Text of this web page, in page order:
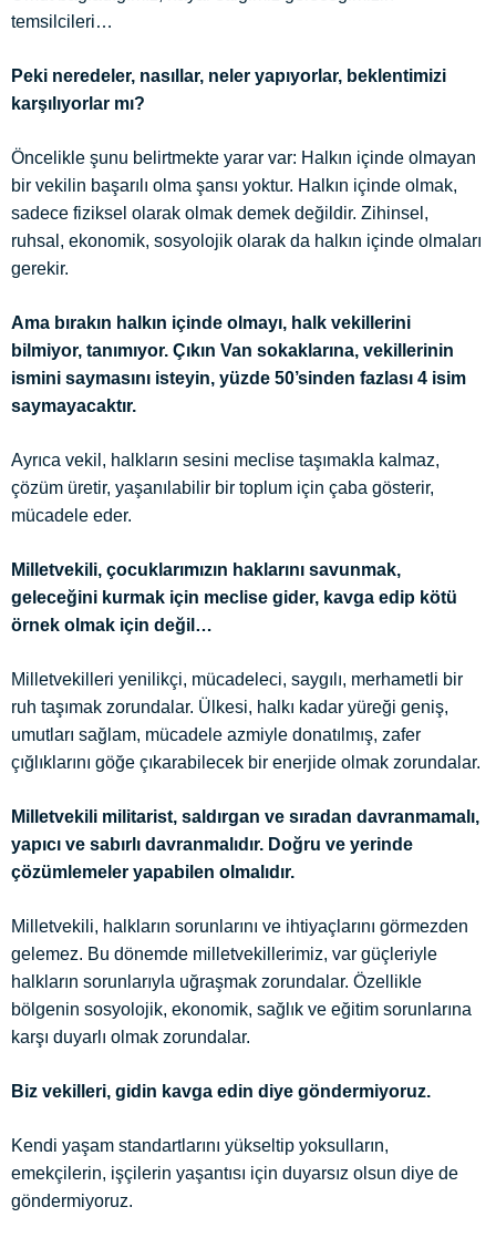
temsilcileri…
Peki neredeler, nasıllar, neler yapıyorlar, beklentimizi
karşılıyorlar mı?
Öncelikle şunu belirtmekte yarar var: Halkın içinde olmayan
bir vekilin başarılı olma şansı yoktur. Halkın içinde olmak,
sadece fiziksel olarak olmak demek değildir. Zihinsel,
ruhsal, ekonomik, sosyolojik olarak da halkın içinde olmaları
gerekir.
Ama bırakın halkın içinde olmayı, halk vekillerini
bilmiyor, tanımıyor. Çıkın Van sokaklarına, vekillerinin
ismini saymasını isteyin, yüzde 50’sinden fazlası 4 isim
saymayacaktır.
Ayrıca vekil, halkların sesini meclise taşımakla kalmaz,
çözüm üretir, yaşanılabilir bir toplum için çaba gösterir,
mücadele eder.
Milletvekili, çocuklarımızın haklarını savunmak,
geleceğini kurmak için meclise gider, kavga edip kötü
örnek olmak için değil…
Milletvekilleri yenilikçi, mücadeleci, saygılı, merhametli bir
ruh taşımak zorundalar. Ülkesi, halkı kadar yüreği geniş,
umutları sağlam, mücadele azmiyle donatılmış, zafer
çığlıklarını göğe çıkarabilecek bir enerjide olmak zorundalar.
Milletvekili militarist, saldırgan ve sıradan davranmamalı,
yapıcı ve sabırlı davranmalıdır. Doğru ve yerinde
çözümlemeler yapabilen olmalıdır.
Milletvekili, halkların sorunlarını ve ihtiyaçlarını görmezden
gelemez. Bu dönemde milletvekillerimiz, var güçleriyle
halkların sorunlarıyla uğraşmak zorundalar. Özellikle
bölgenin sosyolojik, ekonomik, sağlık ve eğitim sorunlarına
karşı duyarlı olmak zorundalar.
Biz vekilleri, gidin kavga edin diye göndermiyoruz.
Kendi yaşam standartlarını yükseltip yoksulların,
emekçilerin, işçilerin yaşantısı için duyarsız olsun diye de
göndermiyoruz.